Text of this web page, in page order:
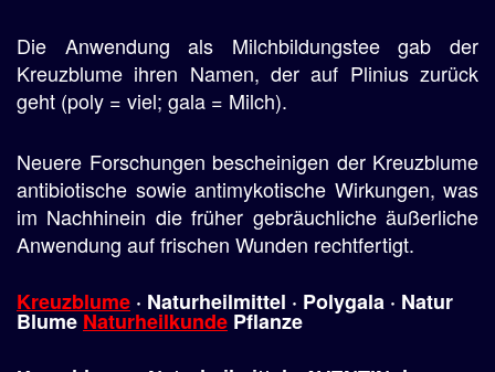
Die Anwendung als Milchbildungstee gab der
Kreuzblume ihren Namen, der auf Plinius zurück
geht (poly = viel; gala = Milch).
Neuere Forschungen bescheinigen der Kreuzblume
antibiotische sowie antimykotische Wirkungen, was
im Nachhinein die früher gebräuchliche äußerliche
Anwendung auf frischen Wunden rechtfertigt.
Kreuzblume · Naturheilmittel · Polygala · Natur
BlumeNaturheilkunde Pflanze